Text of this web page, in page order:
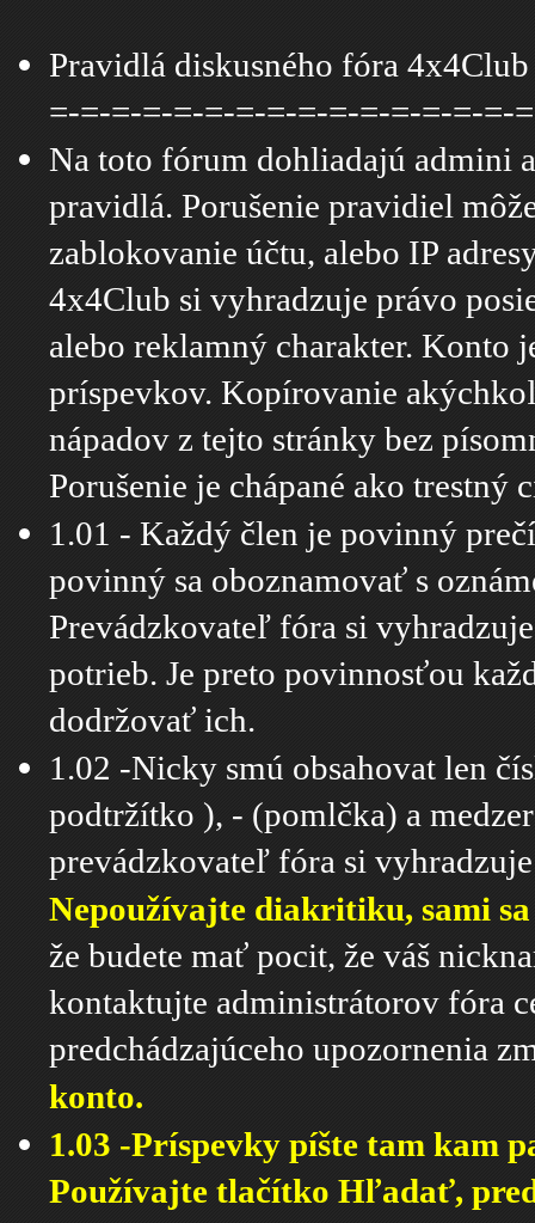
Pravidlá diskusného fóra
=-=-=-=-=-=-=-=-=-=-=-=-=-=-=-
Na toto fórum dohliadajú admini
pravidlá. Porušenie pravidiel
zablokovanie účtu, alebo IP
4x4Club si vyhradzuje právo
alebo reklamný charakter. Konto
príspevkov. Kopírovanie
nápadov z tejto stránky bez
Porušenie je chápané ako trestný
1.01 - Každý člen je povinný
povinný sa oboznamovať s
Prevádzkovateľ fóra si
potrieb. Je preto povinnosťou
dodržovať ich.
1.02 -Nicky smú obsahovat len
podtržítko ), - (pomlčka) a
prevádzkovateľ fóra si
Nepoužívajte diakritiku, sami
že budete mať pocit, že váš
kontaktujte administrátorov fóra
predchádzajúceho upozornenia
konto.
1.03 -Príspevky píšte tam kam
Používajte tlačítko Hľadať,